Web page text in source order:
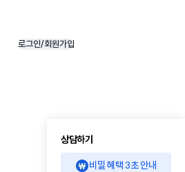
로그인/회원가입
상담하기
비밀 혜택 3초 안내